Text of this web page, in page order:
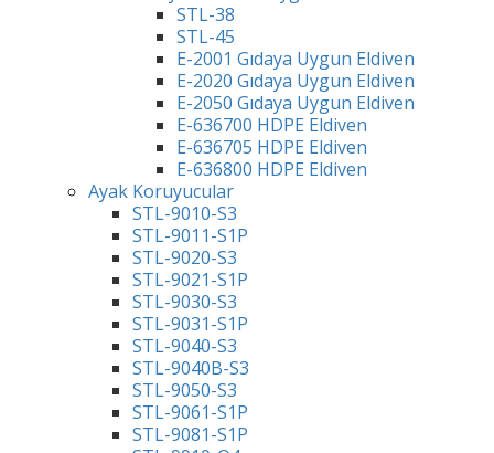
STL-38
STL-45
E-2001 Gıdaya Uygun Eldiven
E-2020 Gıdaya Uygun Eldiven
E-2050 Gıdaya Uygun Eldiven
E-636700 HDPE Eldiven
E-636705 HDPE Eldiven
E-636800 HDPE Eldiven
Ayak Koruyucular
STL-9010-S3
STL-9011-S1P
STL-9020-S3
STL-9021-S1P
STL-9030-S3
STL-9031-S1P
STL-9040-S3
STL-9040B-S3
STL-9050-S3
STL-9061-S1P
STL-9081-S1P